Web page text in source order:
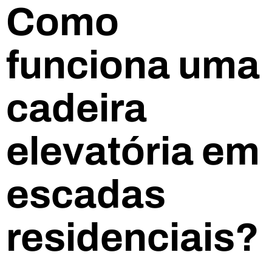
Como
funciona uma
cadeira
elevatória em
escadas
residenciais?